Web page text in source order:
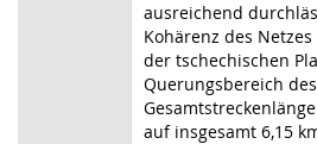
ausreichend
Kohärenz des
der tschechischen
Querungsbereich
auf insgesamt 6,15